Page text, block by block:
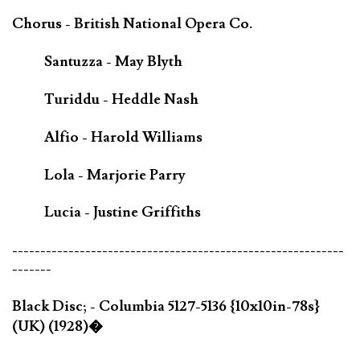
Chorus - British National Opera Co.
Santuzza - May Blyth
Turiddu - Heddle Nash
Alfio - Harold Williams
Lola - Marjorie Parry
Lucia - Justine Griffiths
-----------------------------------------------------------
-------
Black Disc; - Columbia 5127-5136 {10x10in-78s}
(UK) (1928)�